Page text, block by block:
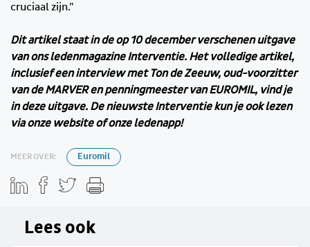
cruciaal zijn.”
Dit artikel staat in de op 10 december verschenen uitgave
van ons ledenmagazine Interventie. Het volledige artikel,
inclusief een interview met Ton de Zeeuw, oud-voorzitter
van de MARVER en penningmeester van EUROMIL, vind je
in deze uitgave. De nieuwste Interventie kun je ook lezen
via onze website of onze ledenapp!
MEER OVER: Euromil
Lees ook